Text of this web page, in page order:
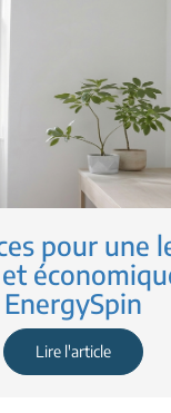
pour une
EnergySpin
Lire l'article